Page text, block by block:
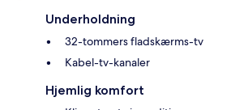
Underholdning
32-tommers fladskærms-tv
Kabel-tv-kanaler
Hjemlig komfort